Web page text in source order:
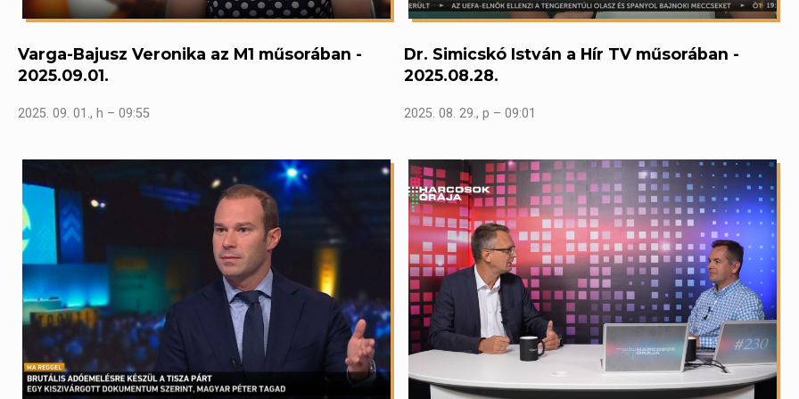
Varga-Bajusz Veronika az M1 műsorában -
2025.09.01.
2025. 09. 01., h – 09:55
Dr. Simicskó István a Hír TV műsorában -
2025.08.28.
2025. 08. 29., p – 09:01